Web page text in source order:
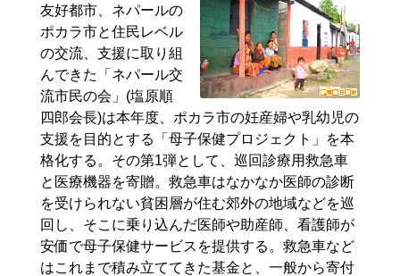
友好都市、ネパールの
ポカラ市と住民レベル
の交流、支援に取り組
んできた「ネパール交
流市民の会」(塩原順
四郎会長)は本年度、ポカラ市の妊産婦や乳幼児の
支援を目的とする「母子保健プロジェクト」を本
格化する。その第1弾として、巡回診療用救急車
と医療機器を寄贈。救急車はなかなか医師の診断
を受けられない貧困層が住む郊外の地域などを巡
回し、そこに乗り込んだ医師や助産師、看護師が
安価で母子保健サービスを提供する。救急車など
はこれまで積み立ててきた基金と、一般から寄付